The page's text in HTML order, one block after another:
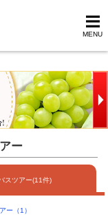
MENU
ー
スツアー(11件)
ー（1）